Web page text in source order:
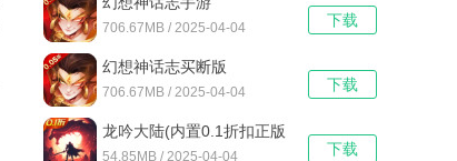
下载
706.67MB / 2025-04-04
下载
幻想神话志买断版
706.67MB / 2025-04-04
下载
龙吟大陆(内置0.1折扣正版
54.85MB / 2025-04-04